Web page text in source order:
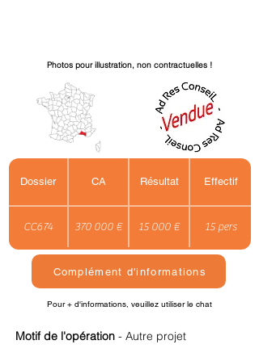
Photos pour illustration, non contractuelles !
Dossier CA Résultat Effectif
CC674 370 000 € 15 000 € 15 pers
Complément d'informations
Pour + d'informations, veuillez utiliser le chat
Motif de l'opération - Autre projet